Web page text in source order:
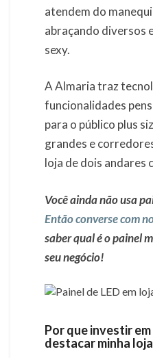
atendem do
abraçando diversos
sexy.
A Almaria traz
funcionalidades
para o público plus
grandes e
loja de dois andares
Você ainda não usa
Então converse com
saber qual é o painel
seu negócio!
Por que investir em
destacar minha